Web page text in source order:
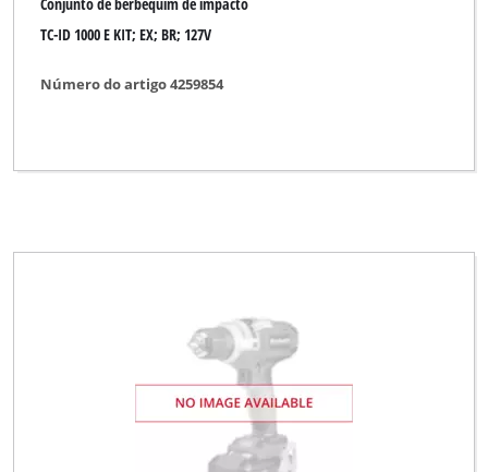
TC-ID 1000 E KIT; EX; BR; 127V
Número do artigo 4259854